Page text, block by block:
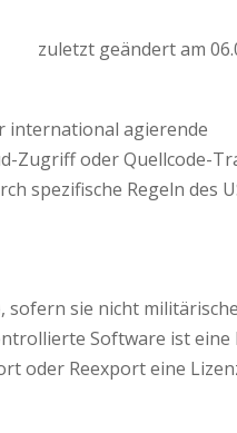
zuletzt geändert am
international agierende
Zugriff oder Quellcode-
spezifische Regeln des
sofern sie nicht
Software ist eine
oder Reexport eine